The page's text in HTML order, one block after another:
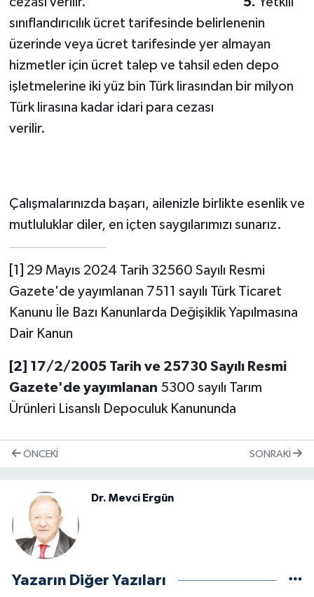
sınıflandırıcılık ücret tarifesinde belirlenenin
üzerinde veya ücret tarifesinde yer almayan
hizmetler için ücret talep ve tahsil eden depo
işletmelerine iki yüz bin Türk lirasından bir milyon
Türk lirasına kadar idari para cezası
verilir.
Çalışmalarınızda başarı, ailenizle birlikte esenlik ve
mutluluklar diler, en içten saygılarımızı sunarız.
[1]
29 Mayıs 2024 Tarih 32560 Sayılı Resmi
Gazete'de yayımlanan 7511 sayılı Türk Ticaret
Kanunu İle Bazı Kanunlarda Değişiklik Yapılmasına
Dair Kanun
[2] 17/2/2005 Tarih ve 25730 Sayılı Resmi
Gazete'de yayımlanan 5300 sayılı Tarım
Ürünleri Lisanslı Depoculuk Kanununda
ÖNCEKI SONRAKI
Dr. Mevci Ergün
Yazarın Diğer Yazıları